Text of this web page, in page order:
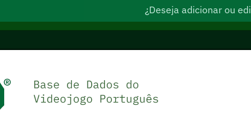
¿Deseja adicionar ou